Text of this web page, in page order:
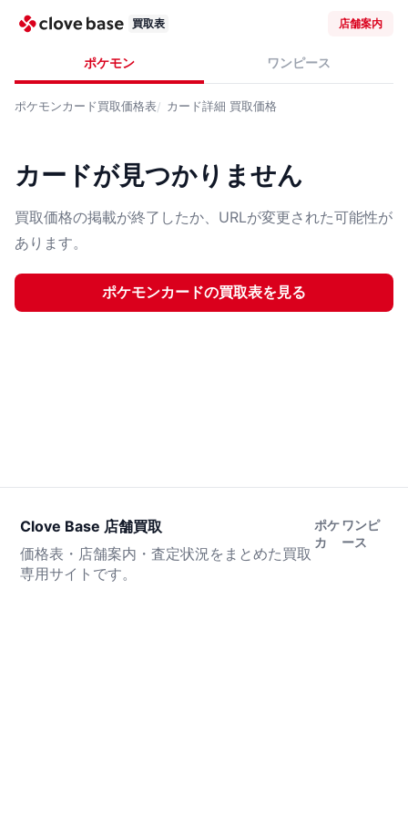
買取表 店舗案内
ポケモン ワンピース
ポケモンカード買取価格表 カード詳細 買取価格
カードが見つかりません
買取価格の掲載が終了したか、URLが変更された可能性が
あります。
ポケモンカードの買取表を見る
Clove Base 店舗買取
価格表・店舗案内・査定状況をまとめた買取
専用サイトです。
ポケ
カ
ワンピ
ース